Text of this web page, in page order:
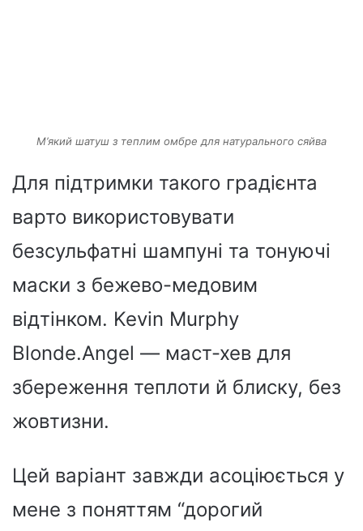
М’який шатуш з теплим омбре для натурального сяйва
Для підтримки такого градієнта
варто використовувати
безсульфатні шампуні та тонуючі
маски з бежево-медовим
відтінком. Kevin Murphy
Blonde.Angel — маст-хев для
збереження теплоти й блиску, без
жовтизни.
Цей варіант завжди асоціюється у
мене з поняттям “дорогий